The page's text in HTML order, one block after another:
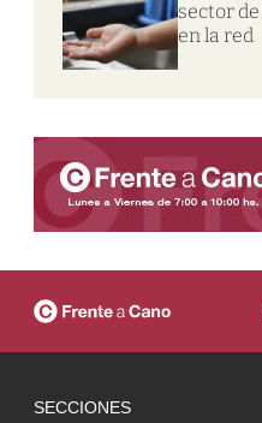
sector
en la red
SECCIONES